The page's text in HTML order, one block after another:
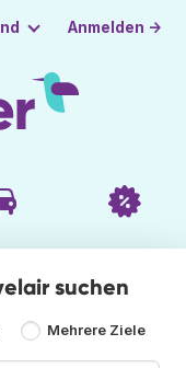
Anmelden →
suchen
Mehrere Ziele